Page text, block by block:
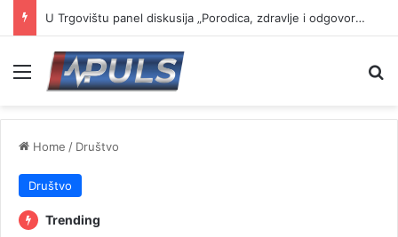
U Trgovištu panel diskusija „Porodica, zdravlje i odgovornost – izazovi savremenog života“
Menu
Home / Društvo
Društvo
Trending